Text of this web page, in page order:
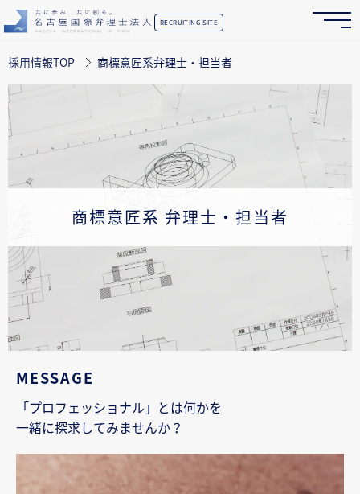
RECRUITING SITE
採用情報TOP 商標意匠系弁理士・担当者
商標意匠系 弁理士・担当者
MESSAGE
「プロフェッショナル」とは何かを
一緒に探求してみませんか？